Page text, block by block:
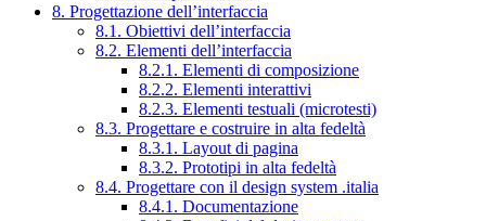
8. Progettazione dell’interfaccia
8.1. Obiettivi dell’interfaccia
8.2. Elementi dell’interfaccia
8.2.1. Elementi di composizione
8.2.2. Elementi interattivi
8.2.3. Elementi testuali (microtesti)
8.3. Progettare e costruire in alta fedeltà
8.3.1. Layout di pagina
8.3.2. Prototipi in alta fedeltà
8.4. Progettare con il design system .italia
8.4.1. Documentazione